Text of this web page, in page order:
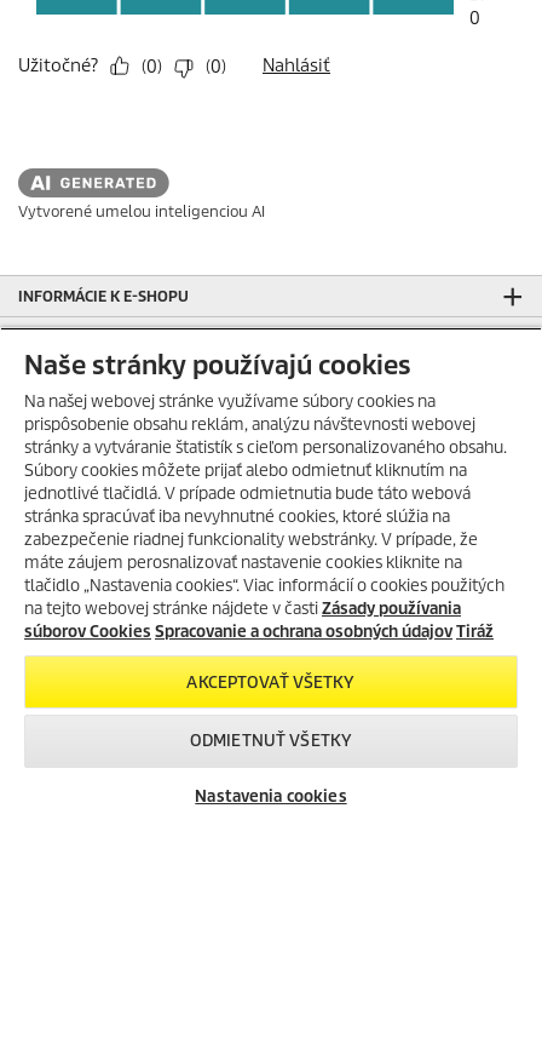
HORÚCE LETO S KÄRCHER
POKRAČUJE!
Získajte svoje obľúbené
nezľavnené produkty Home and
Garden so zľavou -26%- použite
zľavový kód LETNAVLNA!
SKOPÍROVAŤ ZĽAVOVÝ
KÓD
Vytvorené umelou inteligenciou AI
INFORMÁCIE K E-SHOPU
SLUŽBY
KÄRCHER KLUB VÝHOD
AKCIE KÄRCHER!
KÄRCHER SLOVAKIA SOCIAL MEDIA
ODSTÚPENIE OD ZMLUVY - VRÁTENIE TOVARU
REKLAMÁCIA DODANÉHO/NEKOMPLETNÉHO TOVARU
Naše stránky používajú cookies
Na našej webovej stránke využívame súbory cookies na
prispôsobenie obsahu reklám, analýzu návštevnosti webovej
stránky a vytváranie štatistík s cieľom personalizovaného obsahu.
Súbory cookies môžete prijať alebo odmietnuť kliknutím na
jednotlivé tlačidlá. V prípade odmietnutia bude táto webová
stránka spracúvať iba nevyhnutné cookies, ktoré slúžia na
zabezpečenie riadnej funkcionality webstránky. V prípade, že
máte záujem perosnalizovať nastavenie cookies kliknite na
tlačidlo „Nastavenia cookies“. Viac informácií o cookies použitých
na tejto webovej stránke nájdete v častiZásady používania
súborov Cookies Spracovanie a ochrana osobných údajovTiráž
AKCEPTOVAŤ VŠETKY
ODMIETNUŤ VŠETKY
Nastavenia cookies